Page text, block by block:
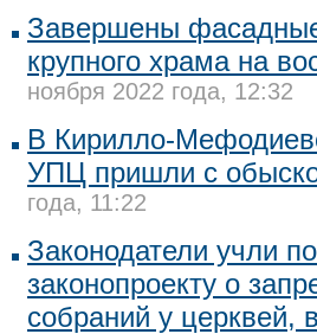
Завершены
крупного храма на
ноября 2022 года, 12:32
В Кирилло-
УПЦ пришли с
года, 11:22
Законодатели учли
законопроекту о
собраний у церквей,